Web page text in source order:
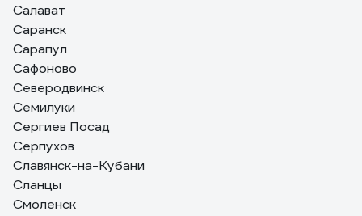
Салават
Саранск
Сарапул
Сафоново
Северодвинск
Семилуки
Сергиев Посад
Серпухов
Славянск-на-Кубани
Сланцы
Смоленск